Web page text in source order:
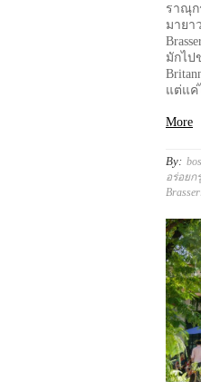
ราณุก
มายา
มักไป
แต่แค่
More
By:
อร่อยก